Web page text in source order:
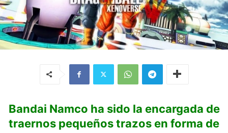
Bandai Namco ha sido la encargada de
traernos pequeños trazos en forma de